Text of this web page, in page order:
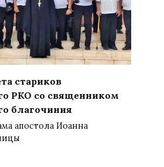
стариков
РКО со священником
благочиния
апостола Иоанна